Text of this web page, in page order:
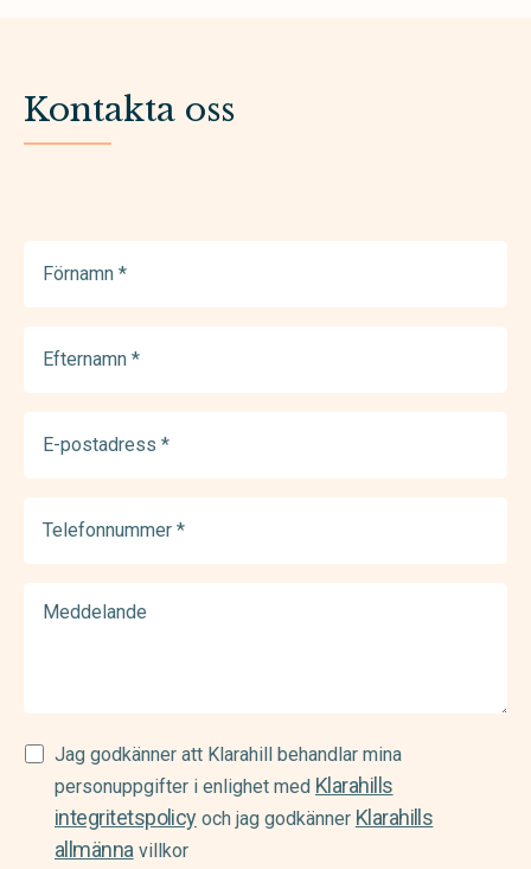
Kontakta oss
(Required)
(Required)
postadress
(Required)
Samtycke
(Required)
Jag godkänner att Klarahill behandlar mina
personuppgifter i enlighet med Klarahills
integritetspolicyoch jag godkänner Klarahills
allmännavillkor